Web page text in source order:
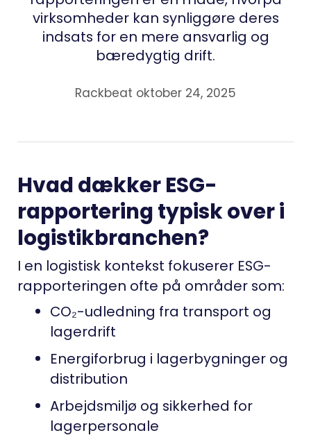
virksomheder kan synliggøre deres
indsats for en mere ansvarlig og
bæredygtig drift.
Rackbeat oktober 24, 2025
Hvad dækker ESG-
rapportering typisk over i
logistikbranchen?
I en logistisk kontekst fokuserer ESG-
rapporteringen ofte på områder som:
CO₂-udledning fra transport og
lagerdrift
Energiforbrug i lagerbygninger og
distribution
Arbejdsmiljø og sikkerhed for
lagerpersonale